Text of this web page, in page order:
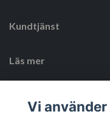
Kundtjänst
Läs mer
Vi